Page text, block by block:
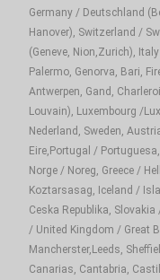
Germany / Deutschland
Hanover), Switzerland /
(Geneve, Nion,Zurich),
Palermo, Genorva, Bari,
Antwerpen, Gand,
Louvain), Luxembourg /
Nederland, Sweden,
Eire,Portugal /
Norge / Noreg, Greece /
Koztarsasag, Iceland /
Ceska Republika,
/ United Kingdom / Great
Mancherster,Leeds,
Canarias, Cantabria,